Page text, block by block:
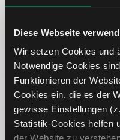
Diese Webseite
Wir setzen Cookies und
Notwendige Cookies
Funktionieren der
Cookies ein, die es der
gewisse Einstellungen
Statistik-Cookies helfen
der Website zu
ISIN
Symbol LVC
Typ
Währung